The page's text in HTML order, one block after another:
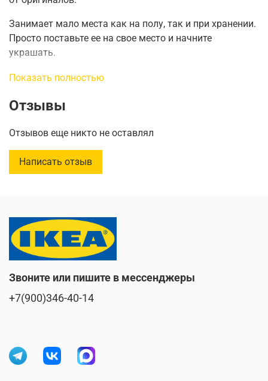
Занимает мало места как на полу, так и при хранении.
Просто поставьте ее на свое место и начните
украшать.
Можно использовать в помещении и на улице.
Показать полностью
Отзывы
Отзывов еще никто не оставлял
Написать отзыв
Звоните или пишите в мессенджеры
+7(900)346-40-14